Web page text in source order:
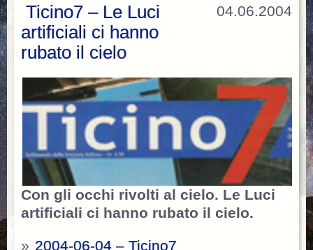
04.06.2004
Ticino7 – Le Luci
artificiali ci hanno
rubato il cielo
Con gli occhi rivolti al cielo. Le Luci
artificiali ci hanno rubato il cielo.
» 2004-06-04 – Ticino7